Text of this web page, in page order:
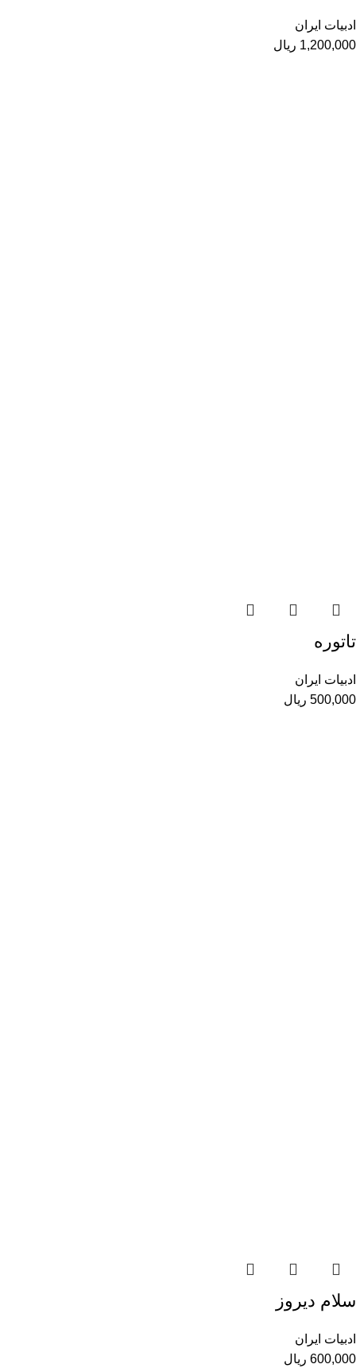
ادبیات ایران
1,200,000 ریال
تاتوره
ادبیات ایران
500,000 ریال
سلام دیروز
ادبیات ایران
600,000 ریال